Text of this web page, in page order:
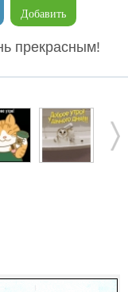
Добавить
прекрасным!